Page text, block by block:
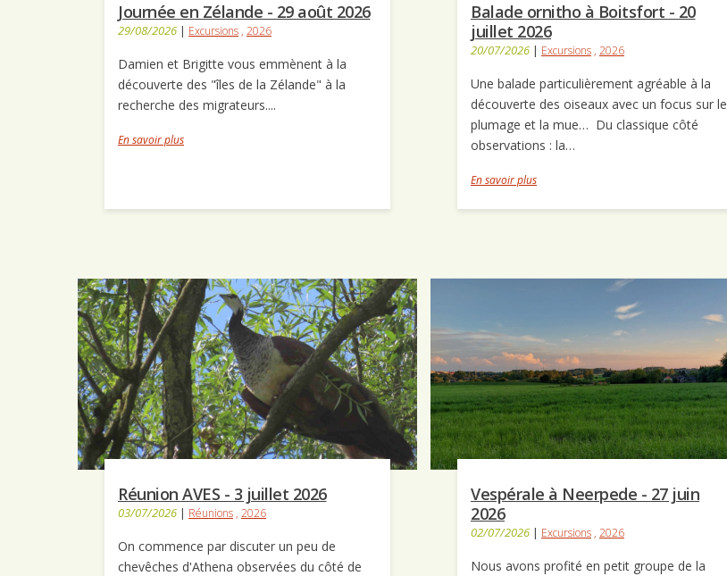
Journée en Zélande - 29 août 2026
29/08/2026 | Excursions , 2026
Damien et Brigitte vous emmènent à la
découverte des "îles de la Zélande" à la
recherche des migrateurs....
En savoir plus
Balade ornitho à Boitsfort - 20
juillet 2026
20/07/2026 | Excursions , 2026
Une balade particulièrement agréable à la
découverte des oiseaux avec un focus sur le
plumage et la mue… Du classique côté
observations : la…
En savoir plus
Réunion AVES - 3 juillet 2026
03/07/2026 | Réunions , 2026
On commence par discuter un peu de
chevêches d'Athena observées du côté de
Vespérale à Neerpede - 27 juin
2026
02/07/2026 | Excursions , 2026
Nous avons profité en petit groupe de la